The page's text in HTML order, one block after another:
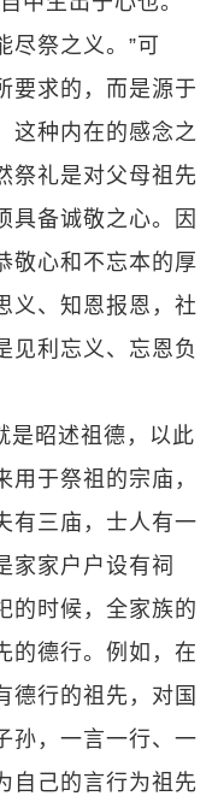
祭之义。”可
要求的，而是源于
这种内在的感念之
祭礼是对父母祖先
具备诚敬之心。因
敬心和不忘本的厚
义、知恩报恩，社
见利忘义、忘恩负
是昭述祖德，以此
于祭祖的宗庙，
有三庙，士人有一
家家户户设有祠
的时候，全家族的
的德行。例如，在
德行的祖先，对国
孙，一言一行、一
自己的言行为祖先